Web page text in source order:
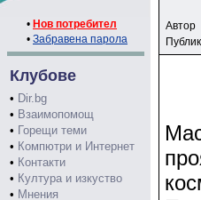
• Нов потребител
• Забравена парола
Клубове
• Dir.bg
• Взаимопомощ
• Горещи теми
• Компютри и Интернет
• Контакти
• Култура и изкуство
• Мнения
Автор